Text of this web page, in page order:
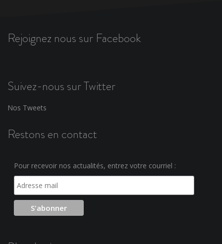
Rejoignez nous sur Facebook
Suivez-nous sur Twitter
Nos Tweets
Restons en contact
Pour recevoir nos actualités, entrez votre courriel :